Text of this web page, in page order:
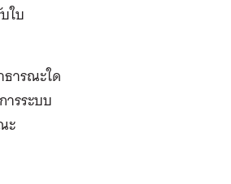
ใบ
ารณะใด
รระบบ
ะ